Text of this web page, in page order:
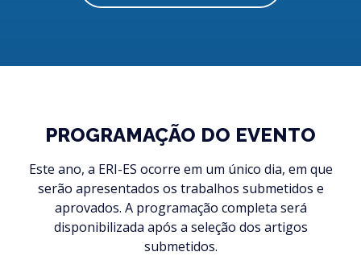
PROGRAMAÇÃO DO EVENTO
Este ano, a ERI-ES ocorre em um único dia, em que
serão apresentados os trabalhos submetidos e
aprovados. A programação completa será
disponibilizada após a seleção dos artigos
submetidos.